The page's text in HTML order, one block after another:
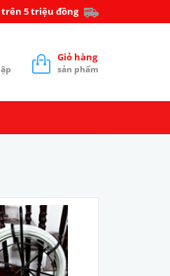
5 triệu đồng
Giỏ hàng
sản phẩm